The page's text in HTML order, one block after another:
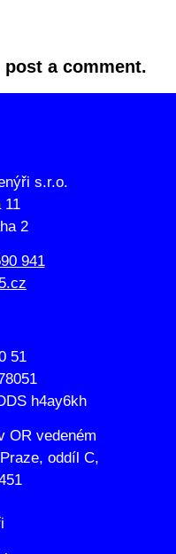
post a comment.
s.r.o.
11
2
941
51
h4ay6kh
OR vedeném
oddíl C,